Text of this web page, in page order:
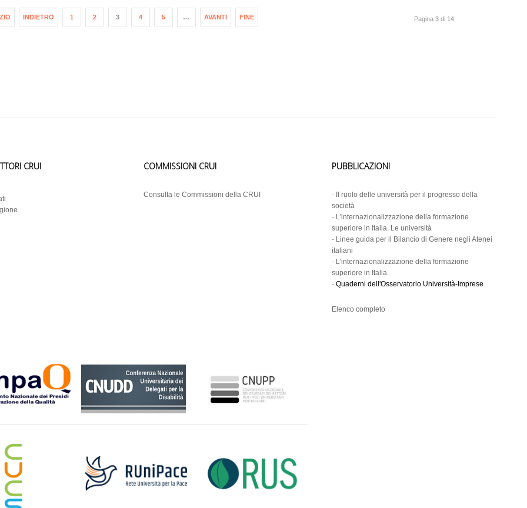
INDIETRO 1 2 3 4 5 … AVANTI FINE Pagina 3 di 14
CRUI COMMISSIONI CRUI
Consulta le Commissioni della CRUI
PUBBLICAZIONI
- Il ruolo delle università per il progresso della
società
- L’internazionalizzazione della formazione
superiore in Italia. Le università
- Linee guida per il Bilancio di Genere negli Atenei
italiani
- L’internazionalizzazione della formazione
superiore in Italia.
- Quaderni dell'Osservatorio Università-Imprese
Elenco completo